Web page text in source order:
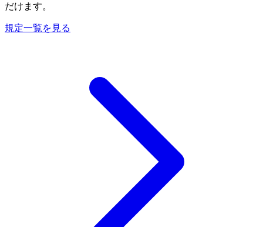
だけます。
規定一覧を見る